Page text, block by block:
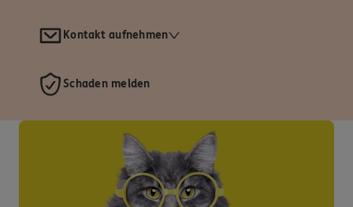
Kontakt aufnehmen
Schaden melden